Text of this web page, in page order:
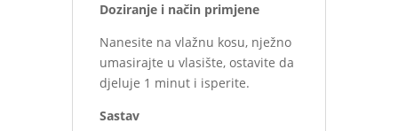
Doziranje i način primjene
Nanesite na vlažnu kosu, nježno
umasirajte u vlasište, ostavite da
djeluje 1 minut i isperite.
Sastav